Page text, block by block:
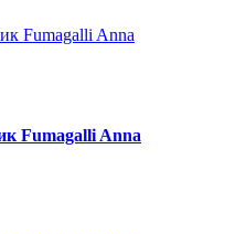
Fumagalli Anna